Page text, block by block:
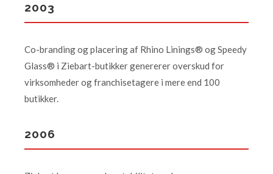
2003
Co-branding og placering af Rhino Linings® og Speedy
Glass® i Ziebart-butikker genererer overskud for
virksomheder og franchisetagere i mere end 100
butikker.
2006